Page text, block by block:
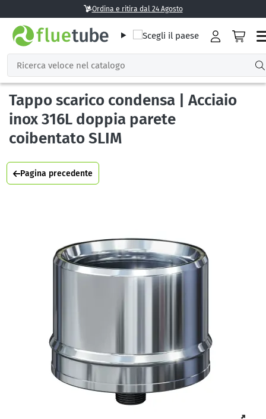
Ordina e ritira dal 24 Agosto
Tappo scarico condensa | Acciaio
inox 316L doppia parete
coibentato SLIM
Pagina precedente